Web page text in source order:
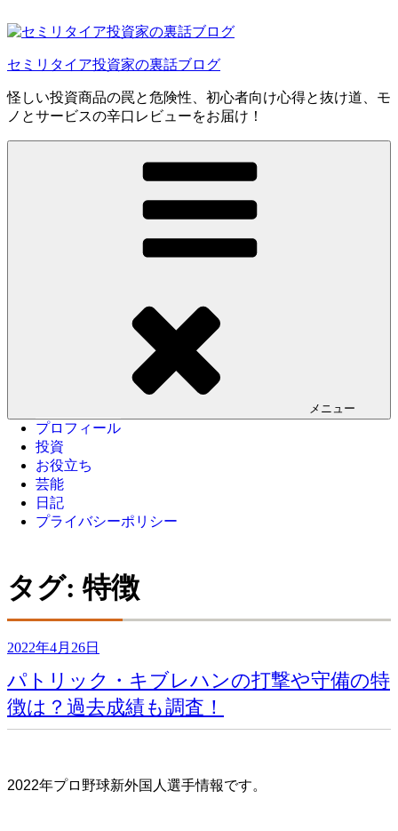
ン
ン
ツ
へ
ス
キ
セミリタイア投資家の裏話ブログ
怪しい投資商品の罠と危険性、初心者向け心得と抜け道、モ
ノとサービスの辛口レビューをお届け！
メニュー
プロフィール
投資
お役立ち
芸能
日記
プライバシーポリシー
タグ: 特徴
投
日:
2022年4月26日
パトリック・キブレハンの打撃や守備の特
徴は？過去成績も調査！
2022年プロ野球新外国人選手情報です。